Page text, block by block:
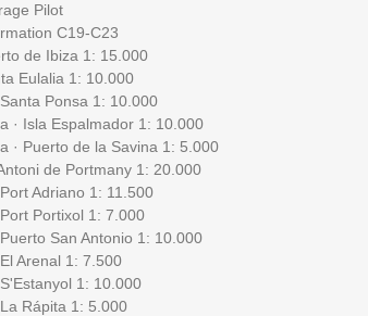
Pilot
C19-C23
de Ibiza 1: 15.000
Eulalia 1: 10.000
Ponsa 1: 10.000
· Isla Espalmador 1: 10.000
· Puerto de la Savina 1: 5.000
de Portmany 1: 20.000
Adriano 1: 11.500
Portixol 1: 7.000
San Antonio 1: 10.000
Arenal 1: 7.500
1: 10.000
Rápita 1: 5.000